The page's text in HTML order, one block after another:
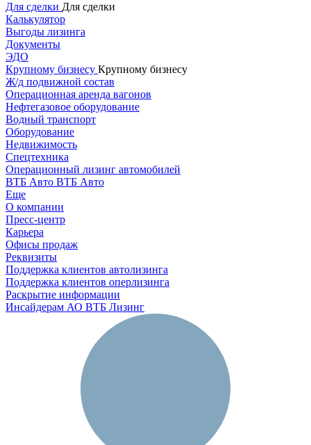
Для сделки Для сделки
Калькулятор
Выгоды лизинга
Документы
ЭДО
Крупному бизнесу Крупному бизнесу
Ж/д подвижной состав
Операционная аренда вагонов
Нефтегазовое оборудование
Водный транспорт
Оборудование
Недвижимость
Спецтехника
Операционный лизинг автомобилей
ВТБ Авто ВТБ Авто
Еще
О компании
Пресс-центр
Карьера
Офисы продаж
Реквизиты
Поддержка клиентов автолизинга
Поддержка клиентов оперлизинга
Раскрытие информации
Инсайдерам АО ВТБ Лизинг